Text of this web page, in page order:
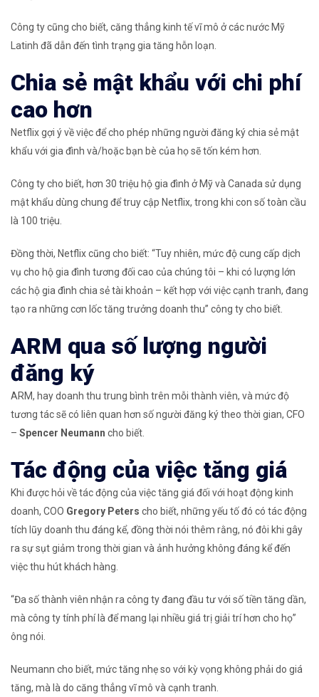
Công ty cũng cho biết, căng thẳng kinh tế vĩ mô ở các nước Mỹ
Latinh đã dẫn đến tình trạng gia tăng hỗn loạn.
Chia sẻ mật khẩu với chi phí
cao hơn
Netflix gợi ý về việc để cho phép những người đăng ký chia sẻ mật
khẩu với gia đình và/hoặc bạn bè của họ sẽ tốn kém hơn.
Công ty cho biết, hơn 30 triệu hộ gia đình ở Mỹ và Canada sử dụng
mật khẩu dùng chung để truy cập Netflix, trong khi con số toàn cầu
là 100 triệu.
Đồng thời, Netflix cũng cho biết: “Tuy nhiên, mức độ cung cấp dịch
vụ cho hộ gia đình tương đối cao của chúng tôi – khi có lượng lớn
các hộ gia đình chia sẻ tài khoản – kết hợp với việc cạnh tranh, đang
tạo ra những cơn lốc tăng trưởng doanh thu” công ty cho biết.
ARM qua số lượng người
đăng ký
ARM, hay doanh thu trung bình trên mỗi thành viên, và mức độ
tương tác sẽ có liên quan hơn số người đăng ký theo thời gian, CFO
– Spencer Neumann cho biết.
Tác động của việc tăng giá
Khi được hỏi về tác động của việc tăng giá đối với hoạt động kinh
doanh, COO Gregory Peters cho biết, những yếu tố đó có tác động
tích lũy doanh thu đáng kể, đồng thời nói thêm rằng, nó đôi khi gây
ra sự sụt giảm trong thời gian và ảnh hưởng không đáng kể đến
việc thu hút khách hàng.
“Đa số thành viên nhận ra công ty đang đầu tư với số tiền tăng dần,
mà công ty tính phí là để mang lại nhiều giá trị giải trí hơn cho họ”
ông nói.
Neumann cho biết, mức tăng nhẹ so với kỳ vọng không phải do giá
tăng, mà là do căng thẳng vĩ mô và cạnh tranh.